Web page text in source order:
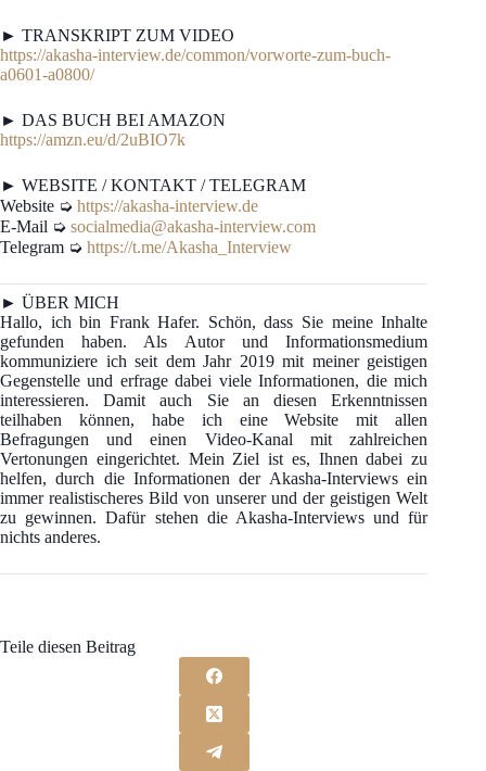
► TRANSKRIPT ZUM VIDEO
https://akasha-interview.de/common/vorworte-zum-buch-
a0601-a0800/
► DAS BUCH BEI AMAZON
https://amzn.eu/d/2uBIO7k
► WEBSITE / KONTAKT / TELEGRAM
Website ➭ https://akasha-interview.de
E-Mail ➭ socialmedia@akasha-interview.com
Telegram ➭ https://t.me/Akasha_Interview
► ÜBER MICH
Hallo, ich bin Frank Hafer. Schön, dass Sie meine Inhalte
gefunden haben. Als Autor und Informationsmedium
kommuniziere ich seit dem Jahr 2019 mit meiner geistigen
Gegenstelle und erfrage dabei viele Informationen, die mich
interessieren. Damit auch Sie an diesen Erkenntnissen
teilhaben können, habe ich eine Website mit allen
Befragungen und einen Video-Kanal mit zahlreichen
Vertonungen eingerichtet. Mein Ziel ist es, Ihnen dabei zu
helfen, durch die Informationen der Akasha-Interviews ein
immer realistischeres Bild von unserer und der geistigen Welt
zu gewinnen. Dafür stehen die Akasha-Interviews und für
nichts anderes.
Teile diesen Beitrag